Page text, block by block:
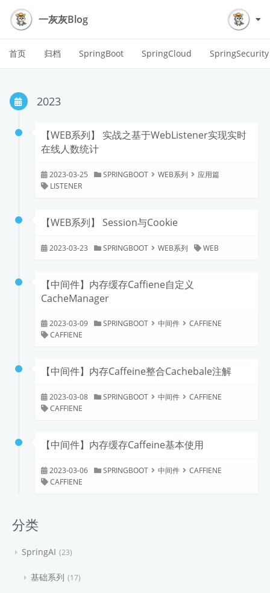
一灰灰Blog
首页 归档 SpringBoot SpringCloud SpringSecurity
2023
【WEB系列】 实战之基于WebListener实现实时
在线人数统计
2023-03-25 SPRINGBOOT WEB系列
应用篇
LISTENER
【WEB系列】 Session与Cookie
2023-03-23 SPRINGBOOT WEB系列 WEB
【中间件】内存缓存Caffiene自定义
CacheManager
2023-03-09 SPRINGBOOT 中间件
CAFFIENE
CAFFIENE
【中间件】内存Caffeine整合Cachebale注解
2023-03-08 SPRINGBOOT 中间件
CAFFIENE
CAFFIENE
【中间件】内存缓存Caffeine基本使用
2023-03-06 SPRINGBOOT 中间件
CAFFIENE
CAFFIENE
分类
SpringAI 23
基础系列 17